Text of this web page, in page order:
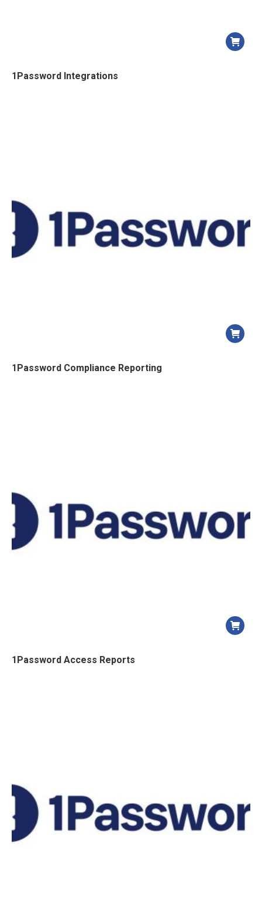
1Password Integrations
1Password Compliance Reporting
1Password Access Reports